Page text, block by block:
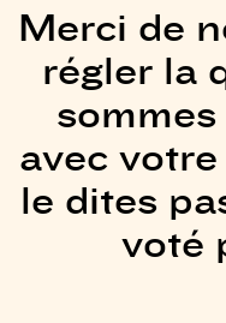
Merci de
régler la
sommes
avec
le dites
voté